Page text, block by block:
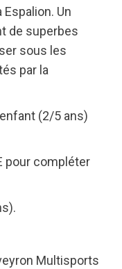
Un
de superbes
sous les
par la
(2/5 ans)
pour compléter
Multisports